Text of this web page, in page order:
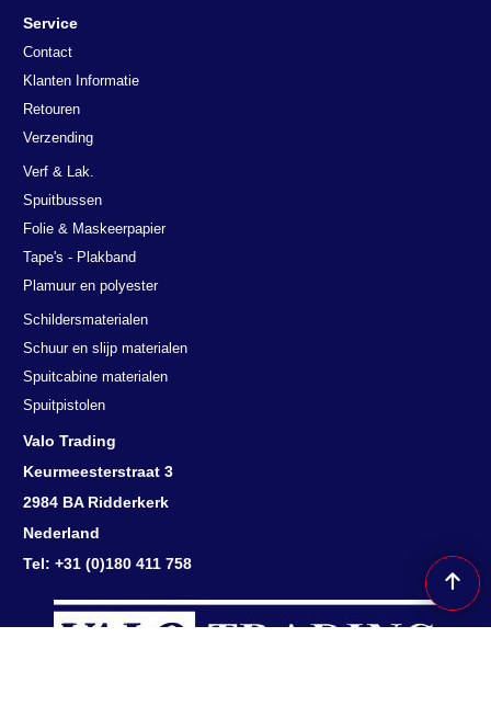
Service
Contact
Klanten Informatie
Retouren
Verzending
Verf & Lak.
Spuitbussen
Folie & Maskeerpapier
Tape's - Plakband
Plamuur en polyester
Schildersmaterialen
Schuur en slijp materialen
Spuitcabine materialen
Spuitpistolen
Valo Trading
Keurmeesterstraat 3
2984 BA Ridderkerk
Nederland
Tel: +31 (0)180 411 758